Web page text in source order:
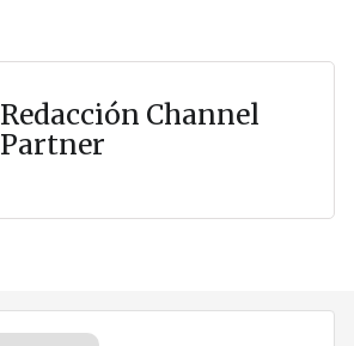
Redacción Channel
Partner